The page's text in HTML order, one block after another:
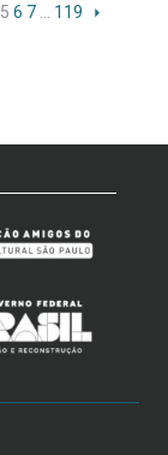
5 6 7 119